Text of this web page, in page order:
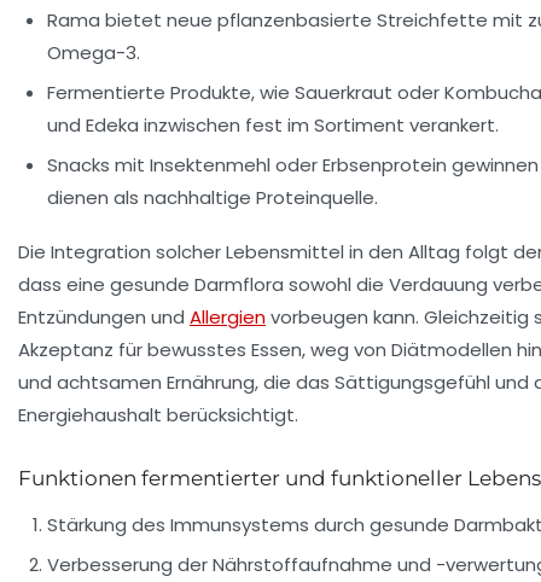
Rama bietet neue pflanzenbasierte Streichfette mit
Omega-3.
Fermentierte Produkte, wie Sauerkraut oder
und Edeka inzwischen fest im Sortiment verankert.
Snacks mit Insektenmehl oder Erbsenprotein
dienen als nachhaltige Proteinquelle.
Die Integration solcher Lebensmittel in den Alltag folgt
dass eine gesunde Darmflora sowohl die Verdauung
Entzündungen und Allergienvorbeugen kann. Gleichzeitig
Akzeptanz für bewusstes Essen, weg von Diätmodellen
und achtsamen Ernährung, die das Sättigungsgefühl und
Energiehaushalt berücksichtigt.
Funktionen fermentierter und funktioneller
Stärkung des Immunsystems durch gesunde
Verbesserung der Nährstoffaufnahme und -